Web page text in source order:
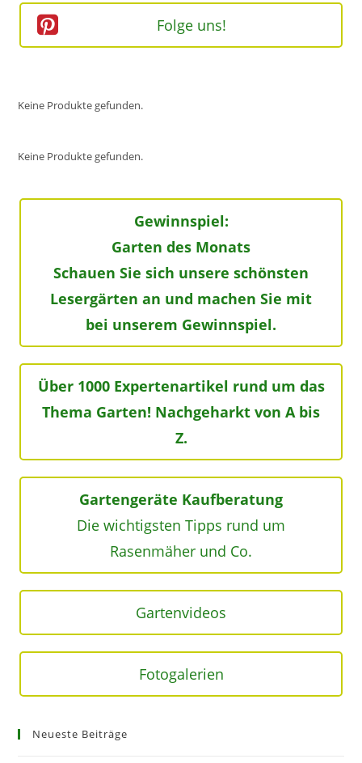
Folge uns!
Keine Produkte gefunden.
Keine Produkte gefunden.
Gewinnspiel:
Garten des Monats
Schauen Sie sich unsere schönsten
Lesergärten an und machen Sie mit
bei unserem Gewinnspiel.
Über 1000 Expertenartikel rund um das
Thema Garten! Nachgeharkt von A bis
Z.
Gartengeräte Kaufberatung
Die wichtigsten Tipps rund um
Rasenmäher und Co.
Gartenvideos
Fotogalerien
Neueste Beiträge